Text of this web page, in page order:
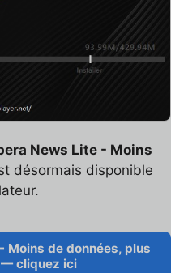
News Lite - Moins
désormais disponible
Moins de données, plus
— cliquez ici